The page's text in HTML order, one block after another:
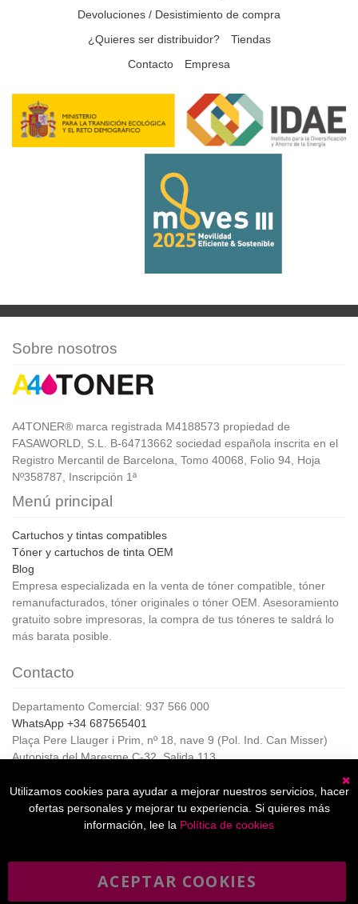
Devoluciones / Desistimiento de compra
¿Quieres ser distribuidor?
Tiendas
Contacto
Empresa
Sobre nosotros
A4TONER® marca registrada M4188573 propiedad de
FASAWORLD, S.L. B-64713662 sociedad española inscrita en el
Registro Mercantil de Barcelona, Tomo 40068, Folio 94, Hoja
Nº358787, Inscripción 1ª
Menú principal
Cartuchos y tintas compatibles
Tóner y cartuchos de tinta OEM
Blog
Empresa especializada en la venta de tóner compatible, tóner
remanufacturados, tóner originales o tóner OEM. Asesoramiento
gratuito sobre impresoras, la compra de tus tóneres te saldrá lo
más barata posible.
Contacto
Departamento Comercial: 937 566 000
WhatsApp +34 687565401
Plaça Pere Llauger i Prim, nº 18, nave 9 (Pol. Ind. Can Misser)
Autopista del Maresme C-32, Salida 113
Horario de Atención al cliente:
De lunes a jueves de 8:00 a 17:00,
Viernes de 8:00 a 15:00
Utilizamos cookies para ayudar a mejorar nuestros servicios, hacer
ofertas personales y mejorar tu experiencia. Si quieres más
información, lee la Política de cookies
ACEPTAR COOKIES